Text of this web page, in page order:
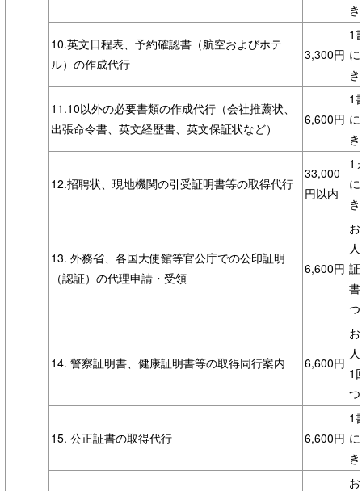
き
10.英文日程表、予約確認書（航空およびホテ
ル）の作成代行
3,300円
1
き
11.10以外の必要書類の作成代行（会社推薦状、
出張命令書、英文経歴書、英文保証状など）
6,600円
1
き
12.招聘状、現地機関の引受証明書等の取得代行
33,000
円以内
1
き
13. 外務省、各国大使館等官公庁での公印証明
（認証）の代理申請・受領
6,600円
14. 警察証明書、健康証明書等の取得同行案内 6,600円
1
15. 公正証書の取得代行 6,600円
1
き